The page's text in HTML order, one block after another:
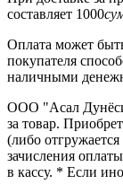
составляет 1000
Оплата может
покупателя
наличными
ООО "Асал
за товар.
(либо
зачисления
в кассу. * Если